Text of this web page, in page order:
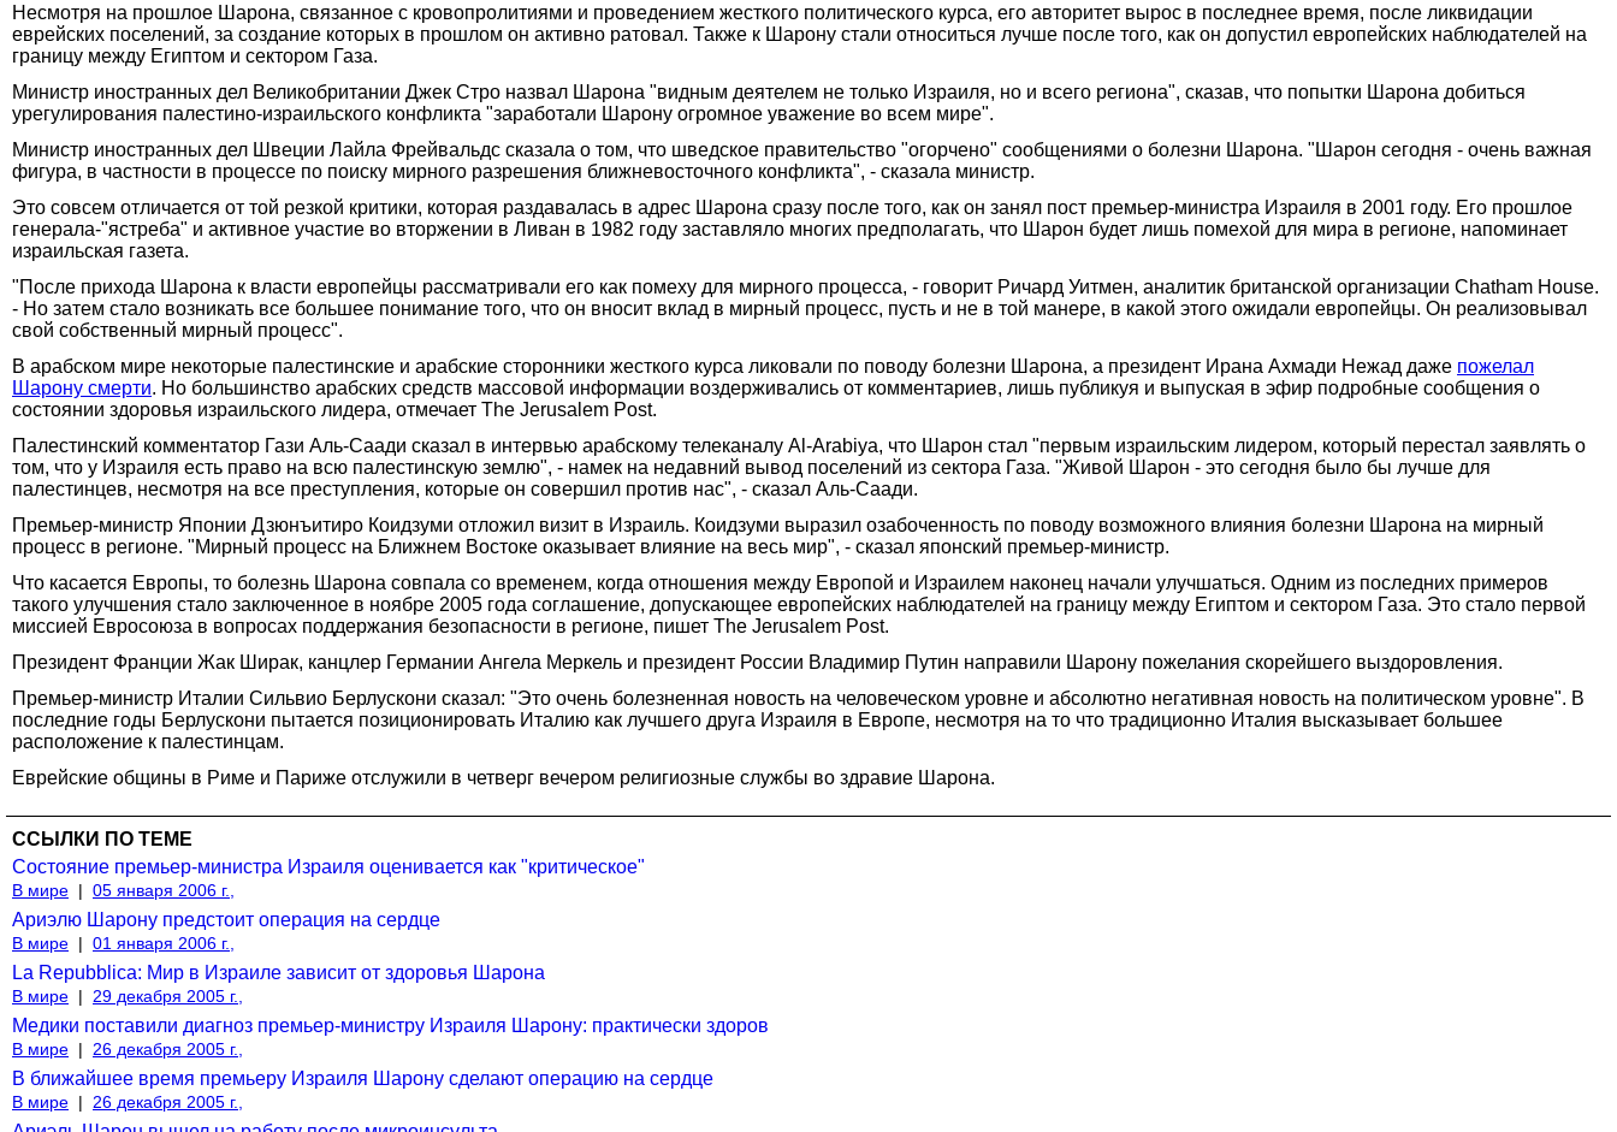
Несмотря на прошлое Шарона, связанное с кровопролитиями и проведением жесткого политического курса, его авторитет вырос в последнее время, после ликвидации
еврейских поселений, за создание которых в прошлом он активно ратовал. Также к Шарону стали относиться лучше после того, как он допустил европейских наблюдателей на
границу между Египтом и сектором Газа.
Министр иностранных дел Великобритании Джек Стро назвал Шарона "видным деятелем не только Израиля, но и всего региона", сказав, что попытки Шарона добиться
урегулирования палестино-израильского конфликта "заработали Шарону огромное уважение во всем мире".
Министр иностранных дел Швеции Лайла Фрейвальдс сказала о том, что шведское правительство "огорчено" сообщениями о болезни Шарона. "Шарон сегодня - очень важная
фигура, в частности в процессе по поиску мирного разрешения ближневосточного конфликта", - сказала министр.
Это совсем отличается от той резкой критики, которая раздавалась в адрес Шарона сразу после того, как он занял пост премьер-министра Израиля в 2001 году. Его прошлое
генерала-"ястреба" и активное участие во вторжении в Ливан в 1982 году заставляло многих предполагать, что Шарон будет лишь помехой для мира в регионе, напоминает
израильская газета.
"После прихода Шарона к власти европейцы рассматривали его как помеху для мирного процесса, - говорит Ричард Уитмен, аналитик британской организации Chatham House.
- Но затем стало возникать все большее понимание того, что он вносит вклад в мирный процесс, пусть и не в той манере, в какой этого ожидали европейцы. Он реализовывал
свой собственный мирный процесс".
В арабском мире некоторые палестинские и арабские сторонники жесткого курса ликовали по поводу болезни Шарона, а президент Ирана Ахмади Нежад даже пожелал
Шарону смерти. Но большинство арабских средств массовой информации воздерживались от комментариев, лишь публикуя и выпуская в эфир подробные сообщения о
состоянии здоровья израильского лидера, отмечает The Jerusalem Post.
Палестинский комментатор Гази Аль-Саади сказал в интервью арабскому телеканалу Al-Arabiya, что Шарон стал "первым израильским лидером, который перестал заявлять о
том, что у Израиля есть право на всю палестинскую землю", - намек на недавний вывод поселений из сектора Газа. "Живой Шарон - это сегодня было бы лучше для
палестинцев, несмотря на все преступления, которые он совершил против нас", - сказал Аль-Саади.
Премьер-министр Японии Дзюнъитиро Коидзуми отложил визит в Израиль. Коидзуми выразил озабоченность по поводу возможного влияния болезни Шарона на мирный
процесс в регионе. "Мирный процесс на Ближнем Востоке оказывает влияние на весь мир", - сказал японский премьер-министр.
Что касается Европы, то болезнь Шарона совпала со временем, когда отношения между Европой и Израилем наконец начали улучшаться. Одним из последних примеров
такого улучшения стало заключенное в ноябре 2005 года соглашение, допускающее европейских наблюдателей на границу между Египтом и сектором Газа. Это стало первой
миссией Евросоюза в вопросах поддержания безопасности в регионе, пишет The Jerusalem Post.
Президент Франции Жак Ширак, канцлер Германии Ангела Меркель и президент России Владимир Путин направили Шарону пожелания скорейшего выздоровления.
Премьер-министр Италии Сильвио Берлускони сказал: "Это очень болезненная новость на человеческом уровне и абсолютно негативная новость на политическом уровне". В
последние годы Берлускони пытается позиционировать Италию как лучшего друга Израиля в Европе, несмотря на то что традиционно Италия высказывает большее
расположение к палестинцам.
Еврейские общины в Риме и Париже отслужили в четверг вечером религиозные службы во здравие Шарона.
ССЫЛКИ ПО ТЕМЕ
Состояние премьер-министра Израиля оценивается как "критическое"
В мире | 05 января 2006 г.,
Ариэлю Шарону предстоит операция на сердце
В мире | 01 января 2006 г.,
La Repubblica: Мир в Израиле зависит от здоровья Шарона
В мире | 29 декабря 2005 г.,
Медики поставили диагноз премьер-министру Израиля Шарону: практически здоров
В мире | 26 декабря 2005 г.,
В ближайшее время премьеру Израиля Шарону сделают операцию на сердце
В мире | 26 декабря 2005 г.,